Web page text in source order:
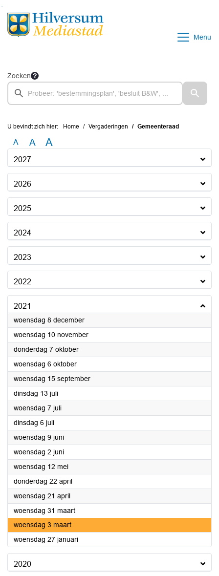
Ga naar de inhoud van deze pagina
Ga naar het zoeken
Menu
Zoeken
U bevindt zich hier: Home Vergaderingen Gemeenteraad
A A A
2027
2026
2025
2024
2023
2022
2021
woensdag 8 december2021
woensdag 10 november2021
donderdag 7 oktober2021
woensdag 6 oktober2021
woensdag 15 september2021
dinsdag 13 juli2021
woensdag 7 juli2021
dinsdag 6 juli2021
woensdag 9 juni2021
woensdag 2 juni2021
woensdag 12 mei2021
donderdag 22 april2021
woensdag 21 april2021
woensdag 31 maart2021
woensdag 3 maart2021
woensdag 27 januari2021
2020